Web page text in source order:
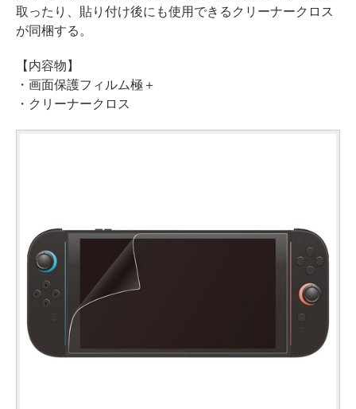
取ったり、貼り付け後にも使用できるクリーナークロス
が同梱する。
【内容物】
・画面保護フィルム極＋
・クリーナークロス